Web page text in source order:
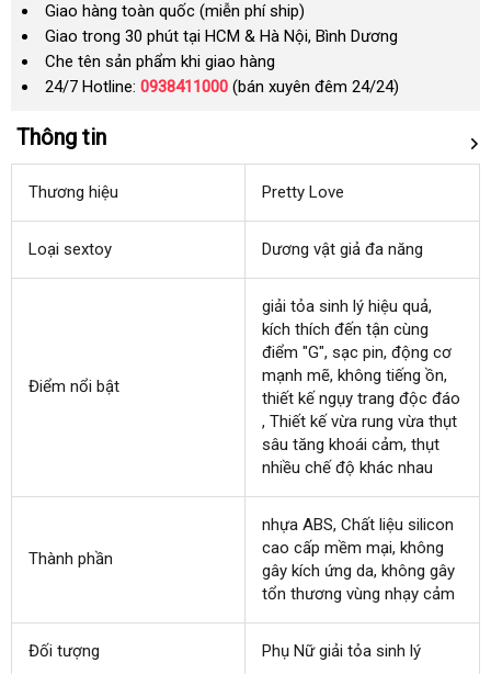
Giao hàng toàn quốc (miễn phí ship)
Giao trong 30 phút tại HCM & Hà Nội, Bình Dương
Che tên sản phẩm khi giao hàng
24/7 Hotline: 0938411000 (bán xuyên đêm 24/24)
Thông tin
Thương hiệu Pretty Love
Loại sextoy Dương vật giả đa năng
Điểm nổi bật
giải tỏa sinh lý hiệu quảcó
chọn
,
kích thích đến tận cùng
điểm "G"tận
nơi
, sạc pinthương
hiệu
, động cơ
mạnh mẽgiao
hàng
, không tiếng ồnthanh
lý
,
thiết kế ngụy trang độc đáo
online
, Thiết kế vừa rung vừa thụt
sâu tăng khoái cảmchợ
, thụt
nhiều chế độ khác nhau
Thành phần
nhựa ABSở
đâu
tốt
, Chất liệu silicon
cao cấp mềm mạithế
giới
, không
gây kích ứng dakho
hàng
, không gây
tổn thương vùng nhạy cảm
Đối tượng Phụ Nữ giải tỏa sinh lý